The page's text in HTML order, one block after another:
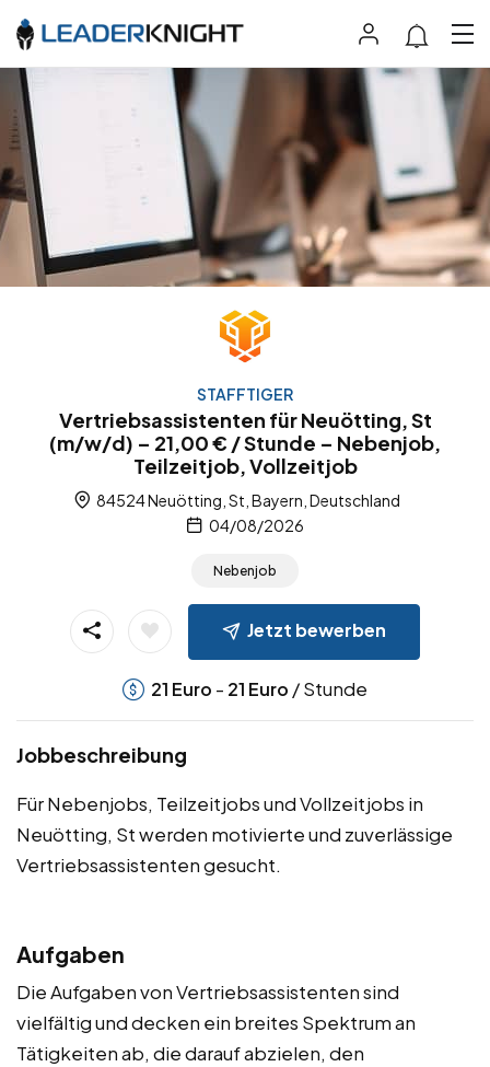
STAFFTIGER
Vertriebsassistenten für Neuötting, St
(m/w/d) – 21,00 € / Stunde – Nebenjob,
Teilzeitjob, Vollzeitjob
84524 Neuötting, St, Bayern, Deutschland
04/08/2026
Nebenjob
Jetzt bewerben
21 Euro - 21 Euro / Stunde
Jobbeschreibung
Für Nebenjobs, Teilzeitjobs und Vollzeitjobs in
Neuötting, St werden motivierte und zuverlässige
Vertriebsassistenten gesucht.
Aufgaben
Die Aufgaben von Vertriebsassistenten sind
vielfältig und decken ein breites Spektrum an
Tätigkeiten ab, die darauf abzielen, den